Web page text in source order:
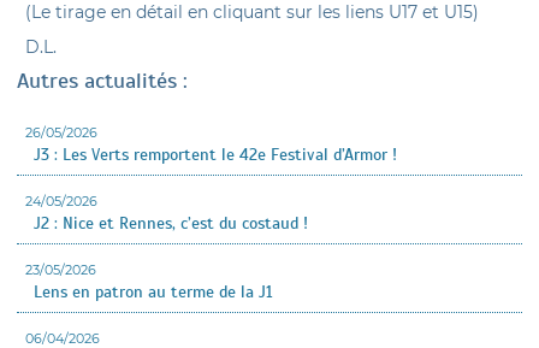
(Le tirage en détail en cliquant sur les liens U17 et U15)
D.L.
Autres actualités :
26/05/2026
J3 : Les Verts remportent le 42e Festival d’Armor !
24/05/2026
J2 : Nice et Rennes, c’est du costaud !
23/05/2026
Lens en patron au terme de la J1
06/04/2026